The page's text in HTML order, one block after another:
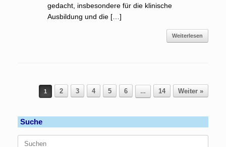
gedacht, insbesondere für die klinische
Ausbildung und die […]
Weiterlesen
Beitragsnavigation
1 2 3 4 5 6 … 14 Weiter »
Suche
Suchen